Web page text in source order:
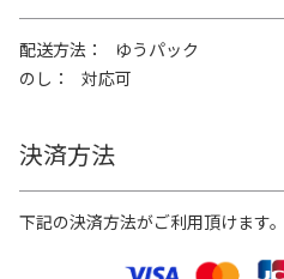
配送方法
ゆうパック
のし
対応可
決済方法
下記の決済方法がご利用頂けます。